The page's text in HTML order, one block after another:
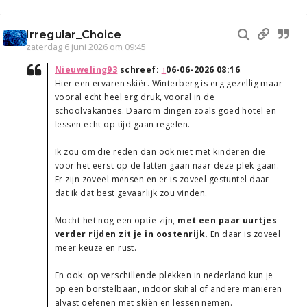
Irregular_Choice
zaterdag 6 juni 2026 om 09:45
Nieuweling93 schreef: ↑06-06-2026 08:16
Hier een ervaren skiër. Winterberg is erg gezellig maar
vooral echt heel erg druk, vooral in de
schoolvakanties. Daarom dingen zoals goed hotel en
lessen echt op tijd gaan regelen.
Ik zou om die reden dan ook niet met kinderen die
voor het eerst op de latten gaan naar deze plek gaan.
Er zijn zoveel mensen en er is zoveel gestuntel daar
dat ik dat best gevaarlijk zou vinden.
Mocht het nog een optie zijn, met een paar uurtjes
verder rijden zit je in oostenrijk. En daar is zoveel
meer keuze en rust.
En ook: op verschillende plekken in nederland kun je
op een borstelbaan, indoor skihal of andere manieren
alvast oefenen met skiën en lessen nemen.